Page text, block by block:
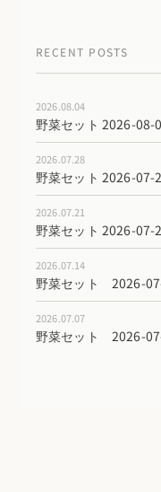
RECENT POSTS
2026.08.04
野菜セット 2026-08-
2026.07.28
野菜セット 2026-07-
2026.07.21
野菜セット 2026-07-
2026.07.14
野菜セット 2026-
2026.07.07
野菜セット 2026-